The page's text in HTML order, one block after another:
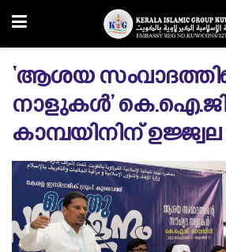
‘ആശയ
നാളുകൾ’
കാമ്പയിനിന്